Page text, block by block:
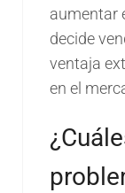
aumentar
decide
ventaja
en el